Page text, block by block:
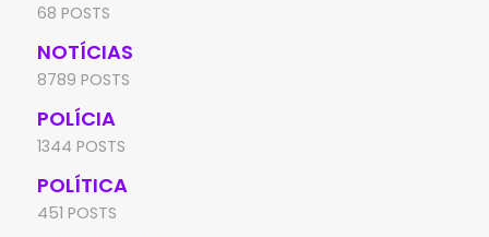
68 POSTS
NOTÍCIAS
8789 POSTS
POLÍCIA
1344 POSTS
POLÍTICA
451 POSTS